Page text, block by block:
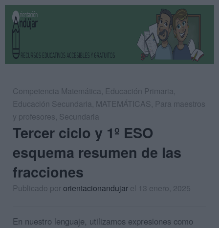
Competencia Matemática, Educación Primaria,
Educación Secundaria, MATEMÁTICAS, Para maestros
y profesores, Secundaria
Tercer ciclo y 1º ESO
esquema resumen de las
fracciones
Publicado pororientacionandujar el 13 enero, 2025
En nuestro lenguaje, utilizamos expresiones como